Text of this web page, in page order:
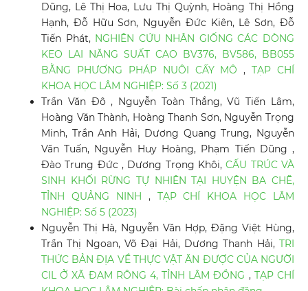
Dũng, Lê Thị Hoa, Lưu Thị Quỳnh, Hoàng Thị Hồng
Hạnh, Đỗ Hữu Sơn, Nguyễn Đức Kiên, Lê Sơn, Đỗ
Tiến Phát, NGHIÊN CỨU NHÂN GIỐNG CÁC DÒNG
KEO LAI NĂNG SUẤT CAO BV376, BV586, BB055
BẰNG PHƯƠNG PHÁP NUÔI CẤY MÔ,TẠP CHÍ
KHOA HỌC LÂM NGHIỆP: Số 3 (2021)
Trần Văn Đô , Nguyễn Toàn Thắng, Vũ Tiến Lâm,
Hoàng Văn Thành, Hoàng Thanh Sơn, Nguyễn Trọng
Minh, Trần Anh Hải, Dương Quang Trung, Nguyễn
Văn Tuấn, Nguyễn Huy Hoàng, Phạm Tiến Dũng ,
Đào Trung Đức , Dương Trọng Khôi,CẤU TRÚC VÀ
SINH KHỐI RỪNG TỰ NHIÊN TẠI HUYỆN BA CHẼ,
TỈNH QUẢNG NINH , TẠP CHÍ KHOA HỌC LÂM
NGHIỆP: Số 5 (2023)
Nguyễn Thị Hà, Nguyễn Văn Hợp, Đặng Việt Hùng,
Trần Thị Ngoan, Võ Đại Hải, Dương Thanh Hải,TRI
THỨC BẢN ĐỊA VỀ THỰC VẬT ĂN ĐƯỢC CỦA NGƯỜI
CIL Ở XÃ ĐAM RÔNG 4, TỈNH LÂM ĐỒNG , TẠP CHÍ